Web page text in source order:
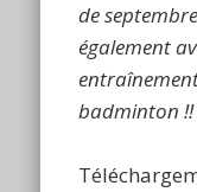
de
également
badminton !!